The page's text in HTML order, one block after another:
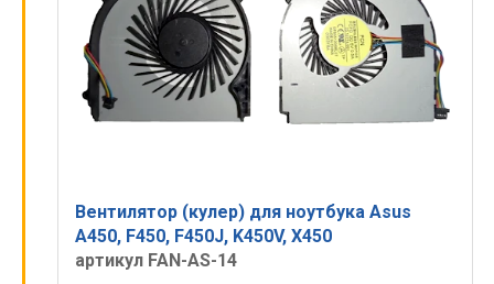
Вентилятор (кулер) для ноутбука Asus
A450, F450, F450J, K450V, X450
артикул FAN-AS-14
Экраны
Принимаем к оплате: